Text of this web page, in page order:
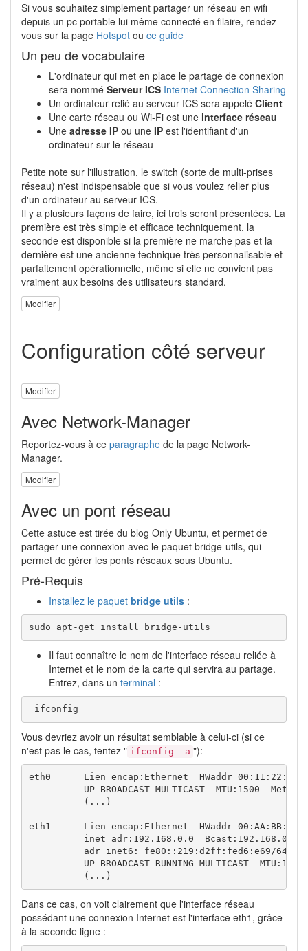
Si vous souhaitez simplement partager un réseau en wifi
depuis un pc portable lui même connecté en filaire, rendez-
vous sur la page Hotspot ou ce guide
Un peu de vocabulaire
L'ordinateur qui met en place le partage de connexion
sera nommé Serveur ICS Internet Connection Sharing
Un ordinateur relié au serveur ICS sera appelé Client
Une carte réseau ou Wi-Fi est une interface réseau
Une adresse IP ou une IP est l'identifiant d'un
ordinateur sur le réseau
Petite note sur l'illustration, le switch (sorte de multi-prises
réseau) n'est indispensable que si vous voulez relier plus
d'un ordinateur au serveur ICS.
Il y a plusieurs façons de faire, ici trois seront présentées. La
première est très simple et efficace techniquement, la
seconde est disponible si la première ne marche pas et la
dernière est une ancienne technique très personnalisable et
parfaitement opérationnelle, même si elle ne convient pas
vraiment aux besoins des utilisateurs standard.
Modifier
Configuration côté serveur
Modifier
Avec Network-Manager
Reportez-vous à ce paragraphe de la page Network-
Manager.
Modifier
Avec un pont réseau
Cette astuce est tirée du blog Only Ubuntu, et permet de
partager une connexion avec le paquet bridge-utils, qui
permet de gérer les ponts réseaux sous Ubuntu.
Pré-Requis
Installez le paquet bridge utils :
sudo apt-get install bridge-utils
Il faut connaître le nom de l'interface réseau reliée à
Internet et le nom de la carte qui servira au partage.
Entrez, dans un terminal :
ifconfig
Vous devriez avoir un résultat semblable à celui-ci (si ce
n'est pas le cas, tentez " ifconfig -a "):
eth0      Lien encap:Ethernet  HWaddr
UP BROADCAST MULTICAST  MTU:1500
          (...)
eth1      Lien encap:Ethernet  HWaddr
inet adr:192.168.0.0
adr inet6: fe80::219:d2ff:fed6:e69/64
UP BROADCAST RUNNING MULTICAST  MTU:1500
          (...)
Dans ce cas, on voit clairement que l'interface réseau
possédant une connexion Internet est l'interface eth1, grâce
à la seconde ligne :